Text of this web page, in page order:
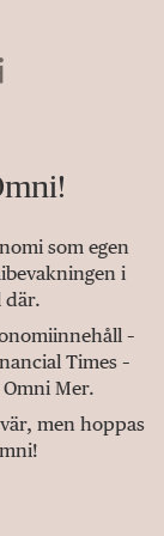
som egen
i
där.
–
Times –
Mer.
men hoppas